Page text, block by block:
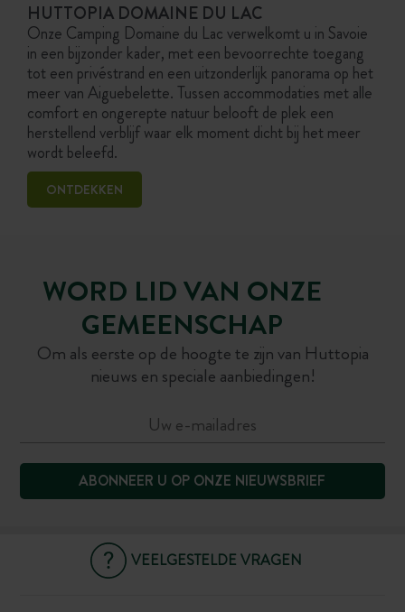
HUTTOPIA DOMAINE DU LAC
Onze Camping Domaine du Lac verwelkomt u in Savoie
in een bijzonder kader, met een bevoorrechte toegang
tot een privéstrand en een uitzonderlijk panorama op het
meer van Aiguebelette. Tussen accommodaties met alle
comfort en ongerepte natuur belooft de plek een
herstellend verblijf waar elk moment dicht bij het meer
wordt beleefd.
ONTDEKKEN
WORD LID VAN ONZE
GEMEENSCHAP
Om als eerste op de hoogte te zijn van Huttopia
nieuws en speciale aanbiedingen!
ABONNEER U OP ONZE NIEUWSBRIEF
VEELGESTELDE VRAGEN